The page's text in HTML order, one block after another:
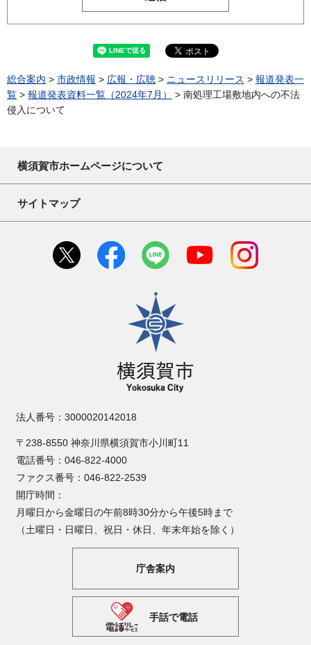
総合案内 > 市政情報 > 広報・広聴 > ニュースリリース > 報道発表一
覧 > 報道発表資料一覧（2024年7月）
> 南処理工場敷地内への不法
侵入について
横須賀市ホームページについて
サイトマップ
横須賀市
法人番号：3000020142018
〒238-8550 神奈川県横須賀市小川町11
電話番号：046-822-4000
ファクス番号：046-822-2539
開庁時間：
月曜日から金曜日の午前8時30分から午後5時まで
（土曜日・日曜日、祝日・休日、年末年始を除く）
庁舎案内
手話で電話